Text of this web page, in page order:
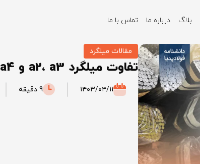
بلاگ درباره ما تماس با ما
مقالات میلگرد
تفاوت میلگرد a2، a3 و a4 چیست؟
۱۴۰۳/۰۴/۱۱ 9 دقیقه